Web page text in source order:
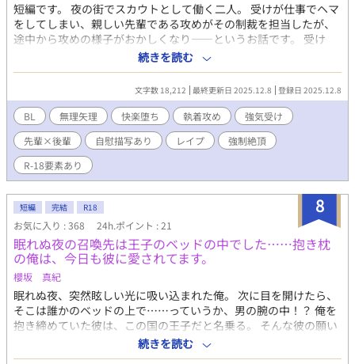
短編です。 夜の街でスカウトとして働く二人。 受けが仕事でヘマ
をしてしまい、親しい先輩である攻めがその制裁を担当したが、
途中から攻めの様子がおかしくなり――というお話です。 受け
七瀬 玲矢(ナナセ レイヤ) 28歳 目つきが悪い。粗暴で乱暴
者。何かと不幸な目に遭ってきた。優しさに飢えており、褒めて
くれる人に依存しやすい。 攻め 信楽 結糸（シガラキ ユイ
ト） 30歳 美形。今まで何にも関心が抱けなかった世渡り上手。
その反動か気に入ったものは壊してでも傍に置いておきたい。 ⚠
風俗業界の事は漫画知識しか無くそこまで詳しくないのでサラッ
としか書いてません。同意の無い性行為、暴力行為、精神を脅か
す描写が満載です。とにかく詰め込みたいプレイ等をざっとです
が入れまくりました。 要素が薄いものもありますが入ってそうな
クスナイン/口淫/首絞め/中出し/レイプ/凌辱/失禁(多少)/モブとの
性行為/快楽堕ち/失神/アヘ顔/言葉責め/調教 苦手な方は注意して
下さい。
続きを読む
文字数 18,212 最終更新日 2025.12.8 登録日 2025.12.8
BL 無理矢理 快楽堕ち 執着攻め
強気受け
先輩×後輩
自慰描写あり レイプ
強制絶頂
R-18要素あり
8
短編 完結 R18
お気に入り : 368 24h.ポイント : 21
眠れぬ夜の召喚先は王子のベッドの中でした……抱き枕
の俺は、今日も彼に愛されてます。
櫻坂 真紀
眠れぬ夜、突然眩しい光に吸い込まれた俺。 次に目を開けたら、
そこは誰かのベッドの上で……っていうか、男の腕の中！？ 俺を
抱き締めていた彼は、この国の王子だと名乗る。 そんな彼の願い
は……俺に、夜の相手をして欲しい、というもので──？ 【全10
話で完結です。R18のお話には※を付けてます。】
続きを読む